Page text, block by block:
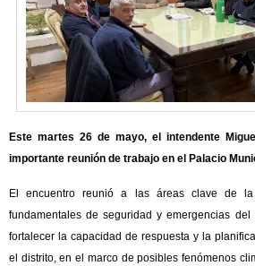
Este martes 26 de mayo, el intendente
importante reunión de trabajo en el Palacio
El encuentro reunió a las áreas clave de
fundamentales de seguridad y emergencias
fortalecer la capacidad de respuesta y la
el distrito, en el marco de posibles fenómenos